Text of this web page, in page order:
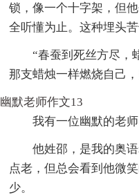
锁，像一个十字架，但
全听懂为止。这种埋头
“春蚕到死丝方尽，
那支蜡烛一样燃烧自己，
幽默老师作文13
我有一位幽默的老师
他姓邵，是我的奥
点老，但总会看到他微
少。